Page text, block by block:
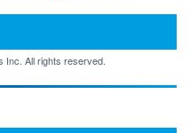
Inc. All rights reserved.